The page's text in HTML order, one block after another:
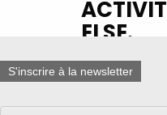
S'inscrire à la newsletter